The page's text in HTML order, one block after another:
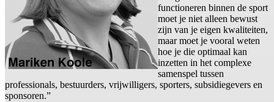
functioneren binnen de sport
moet je niet alleen bewust
zijn van je eigen kwaliteiten,
maar moet je vooral weten
hoe je die optimaal kan
inzetten in het complexe
samenspel tussen
professionals, bestuurders, vrijwilligers, sporters, subsidiegevers en
sponsoren.”